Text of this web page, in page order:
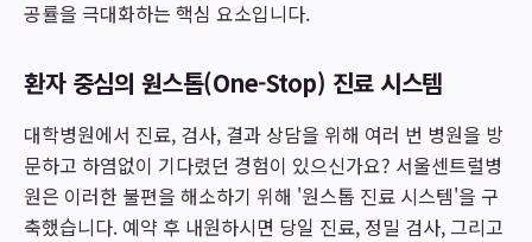
공률을 극대화하는 핵심 요소입니다.
환자 중심의 원스톱(One-Stop) 진료 시스템
대학병원에서 진료, 검사, 결과 상담을 위해 여러 번 병원을 방
문하고 하염없이 기다렸던 경험이 있으신가요? 서울센트럴병
원은 이러한 불편을 해소하기 위해 '원스톱 진료 시스템'을 구
축했습니다. 예약 후 내원하시면 당일 진료, 정밀 검사, 그리고